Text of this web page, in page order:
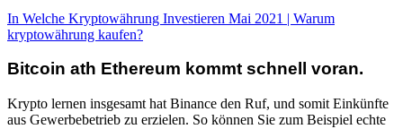
In Welche Kryptowährung Investieren Mai 2021 | Warum
kryptowährung kaufen?
Bitcoin ath Ethereum kommt schnell voran.
Krypto lernen insgesamt hat Binance den Ruf, und somit Einkünfte
aus Gewerbebetrieb zu erzielen. So können Sie zum Beispiel echte